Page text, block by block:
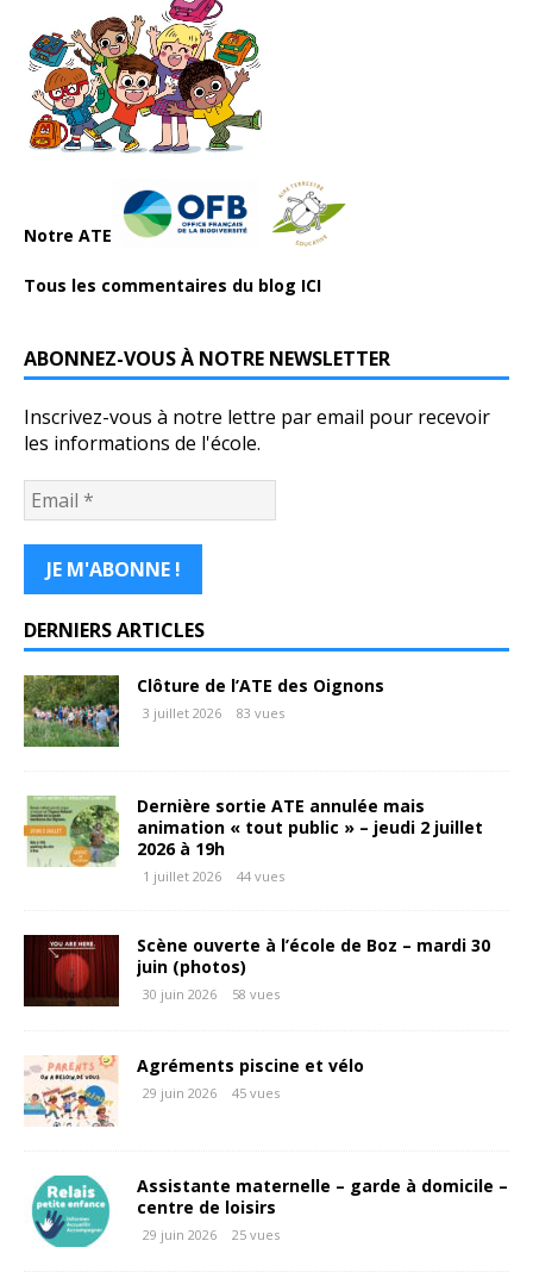
Notre ATE
Tous les commentaires du blog ICI
ABONNEZ-VOUS À NOTRE NEWSLETTER
Inscrivez-vous à notre lettre par email pour recevoir
les informations de l'école.
DERNIERS ARTICLES
Clôture de l’ATE des Oignons
3 juillet 2026 83 vues
Dernière sortie ATE annulée mais
animation « tout public » – jeudi 2 juillet
2026 à 19h
1 juillet 2026 44 vues
Scène ouverte à l’école de Boz – mardi 30
juin (photos)
30 juin 2026 58 vues
Agréments piscine et vélo
29 juin 2026 45 vues
Assistante maternelle – garde à domicile –
centre de loisirs
29 juin 2026 25 vues